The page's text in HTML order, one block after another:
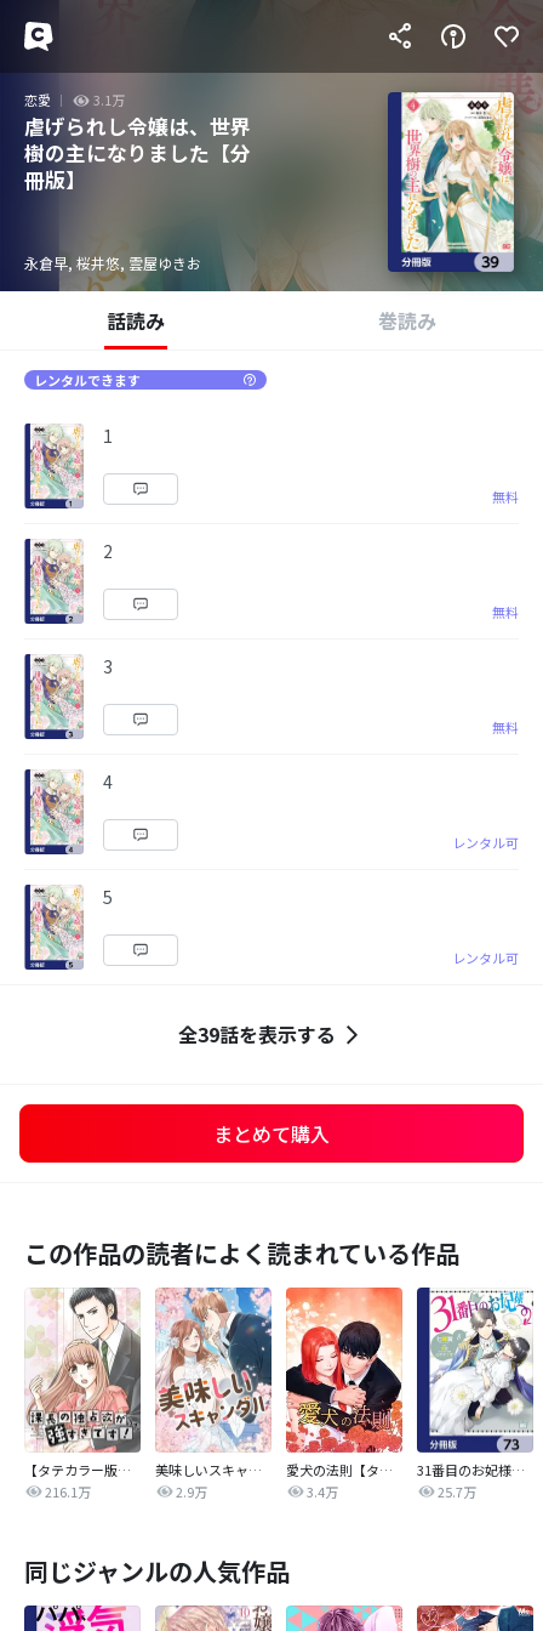
恋愛 3.1万
虐げられし令嬢は、世界
樹の主になりました【分
冊版】
永倉早, 桜井悠, 雲屋ゆきお
話読み 巻読み
レンタルできます
1
無料
2
無料
3
無料
4
レンタル可
5
レンタル可
全39話を表示する
まとめて購入
この作品の読者によく読まれている作品
【タテカラー版】課長の独占欲が強すぎです！
216.1万
美味しいスキャンダル【タテヨミ】
2.9万
愛犬の法則【タテヨミ】
3.4万
31番目のお妃様【分冊版】
25.7万
同じジャンルの人気作品